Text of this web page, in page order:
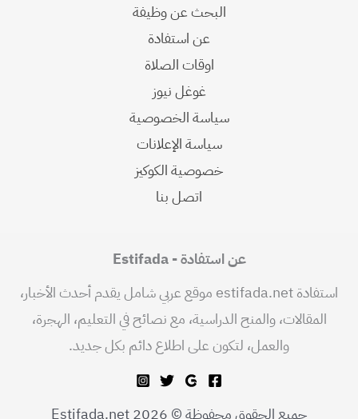
البحث عن وظيفة
عن استفادة
اوقات الصلاة
غوغل نيوز
سياسة الخصوصية
سياسة الإعلانات
خصوصية الكوكيز
اتصل بنا
عن استفادة - Estifada
استفادة estifada.net موقع عربي شامل يقدم أحدث الأخبار،
المقالات، والمنح الدراسية، مع نصائح في التعليم، الهجرة،
والعمل، لتكون على اطلاع دائم بكل جديد.
جميع الحقوق محفوظة © 2026 Estifada.net